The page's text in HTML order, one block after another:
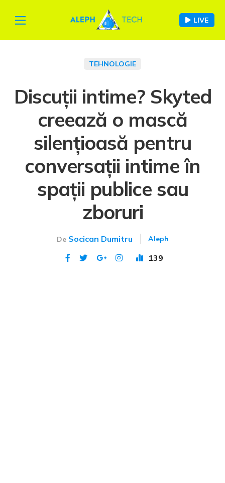
LIVE
TEHNOLOGIE
Discuții intime? Skyted
creează o mască
silențioasă pentru
conversații intime în
spații publice sau
zboruri
De Socican Dumitru Aleph
139